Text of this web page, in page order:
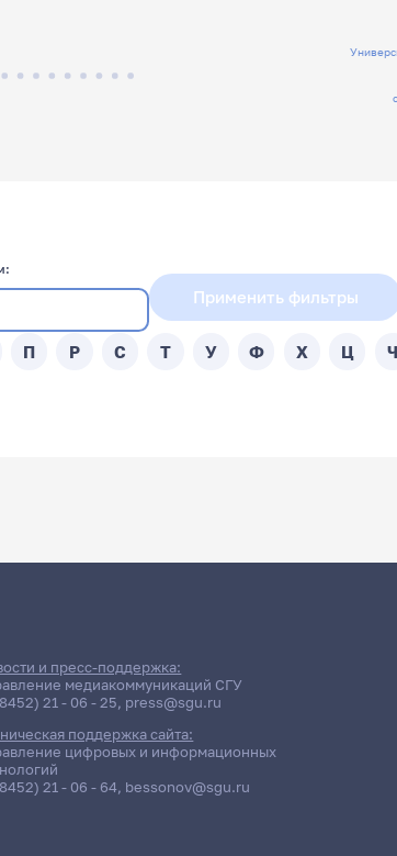
Применить фильтры
П Р С Т У Ф Х Ц Ч
и пресс-поддержка:
медиакоммуникаций СГУ
21 - 06 - 25, press@sgu.ru
поддержка сайта:
цифровых и информационных
21 - 06 - 64, bessonov@sgu.ru